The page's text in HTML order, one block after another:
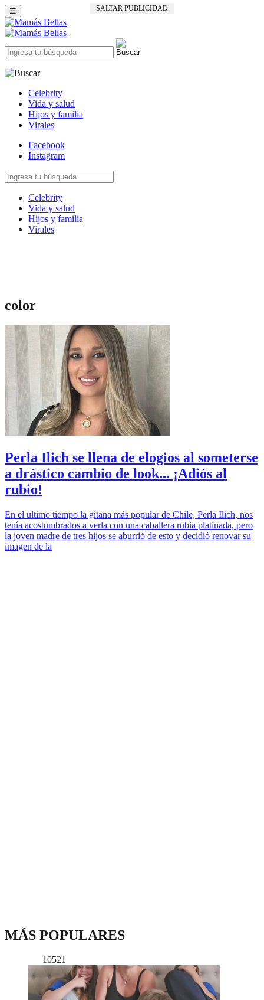
SALTAR PUBLICIDAD
☰
Celebrity
Vida y salud
Hijos y familia
Virales
Facebook
Instagram
Celebrity
Vida y salud
Hijos y familia
Virales
color
Perla Ilich se llena de elogios al someterse
a drástico cambio de look... ¡Adiós al
rubio!
En el último tiempo la gitana más popular de Chile, Perla Ilich, nos
tenía acostumbrados a verla con una caballera rubia platinada, pero
la joven madre de tres hijos se aburrió de esto y decidió renovar su
imagen de la
MÁS POPULARES
10521